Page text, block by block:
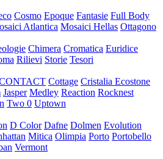
Cosmo Epoque Fantasie Full Body
Atlantica Mosaici Hellas Ottagono
Chimera Cromatica Euridice
Rilievi Storie Tesori
Cottage Cristalia Ecostone
Jasper Medley Reaction Rocknest
Two 0 Uptown
D Color Dafne Dolmen Evolution
Mitica Olimpia Porto Portobello
Vermont